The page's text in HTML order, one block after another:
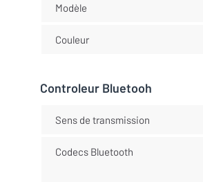
Modèle
Couleur
Controleur Bluetooh
Sens de transmission
Codecs Bluetooth